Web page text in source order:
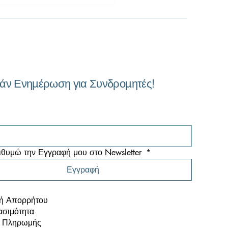
και Risk
Από τα Νούμερα
Έξοδα, KPI και
Ενημέρωση για Συνδρομητές!
την Εγγραφή μου στο Newsletter *
Εγγραφή
Απορρήτου
Πληρωμής